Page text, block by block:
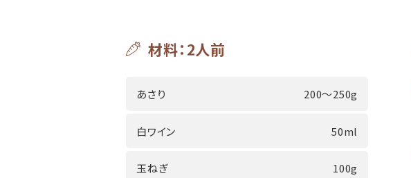
材料：2人前
あさり 200～250g
白ワイン 50ml
玉ねぎ 100g